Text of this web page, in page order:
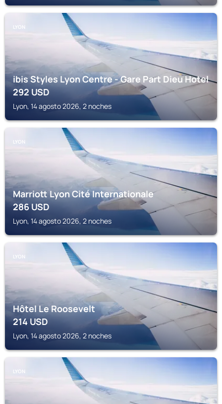
LYON
ibis Styles Lyon Centre - Gare Part Dieu Hotel
292USD
Lyon, 14 agosto 2026, 2 noches
LYON
Marriott Lyon Cité Internationale
286USD
Lyon, 14 agosto 2026, 2 noches
LYON
Hôtel Le Roosevelt
214USD
Lyon, 14 agosto 2026, 2 noches
LYON